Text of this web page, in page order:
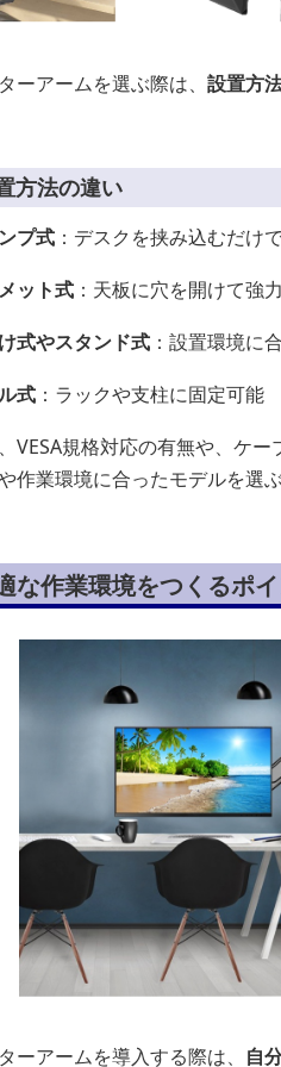
ーアームを選ぶ際は、 設置方
方法の違い
プ式 ：デスクを挟み込むだけ
ット式 ：天板に穴を開けて強
式やスタンド式 ：設置環境に
式 ：ラックや支柱に固定可能
VESA規格対応の有無や、ケ
作業環境に合ったモデルを選
な作業環境をつくるポイ
ーアームを導入する際は、 自